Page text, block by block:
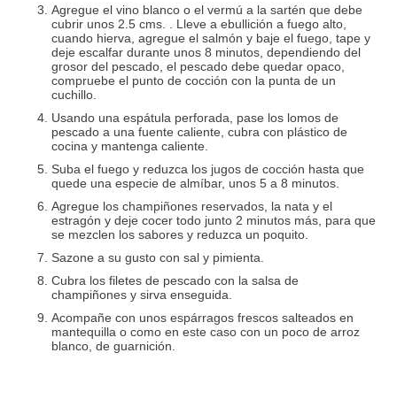
Agregue el vino blanco o el vermú a la sartén que debe
cubrir unos 2.5 cms. . Lleve a ebullición a fuego alto,
cuando hierva, agregue el salmón y baje el fuego, tape y
deje escalfar durante unos 8 minutos, dependiendo del
grosor del pescado, el pescado debe quedar opaco,
compruebe el punto de cocción con la punta de un
cuchillo.
Usando una espátula perforada, pase los lomos de
pescado a una fuente caliente, cubra con plástico de
cocina y mantenga caliente.
Suba el fuego y reduzca los jugos de cocción hasta que
quede una especie de almíbar, unos 5 a 8 minutos.
Agregue los champiñones reservados, la nata y el
estragón y deje cocer todo junto 2 minutos más, para que
se mezclen los sabores y reduzca un poquito.
Sazone a su gusto con sal y pimienta.
Cubra los filetes de pescado con la salsa de
champiñones y sirva enseguida.
Acompañe con unos espárragos frescos salteados en
mantequilla o como en este caso con un poco de arroz
blanco, de guarnición.